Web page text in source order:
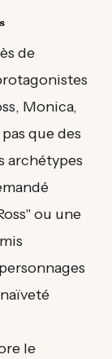
de
Monica,
que des
archétypes
ou une
le